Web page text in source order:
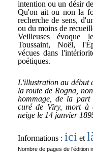
intention ou un désir
Qu'on ait ou non la
recherche de sens,
ou du moins de
Veilleuses évoque
Toussaint, Noël,
vécues dans
poétiques.
L'illustration au début
la route de Rogna,
hommage, de la part
curé de Viry, mort à
neige le 14 janvier
Informations : ici et
Nombre de pages de l'édition